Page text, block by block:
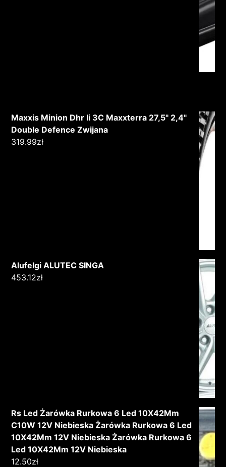
Maxxis Minion Dhr Ii 3C Maxxterra 27,5" 2,4"
Double Defence Zwijana
319.99zł
Alufelgi ALUTEC SINGA
453.12zł
Rs Led Żarówka Rurkowa 6 Led 10X42Mm
C10W 12V Niebieska Żarówka Rurkowa 6 Led
10X42Mm 12V Niebieska Żarówka Rurkowa 6
Led 10X42Mm 12V Niebieska
12.50zł